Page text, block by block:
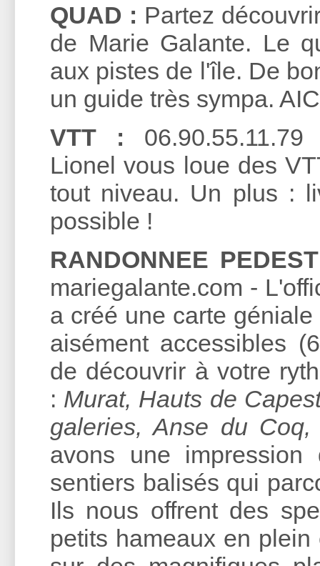
QUAD : Partez
de Marie Galante. Le
aux pistes de l'île. De
un guide très sympa.
VTT :
Lionel vous loue des
tout niveau. Un plus :
possible !
RANDONNEE
mariegalante.com -
a créé une carte
aisément accessibles
de découvrir à votre
: Murat, Hauts de
galeries, Anse du
avons une
sentiers balisés qui
Ils nous offrent des
petits hameaux en